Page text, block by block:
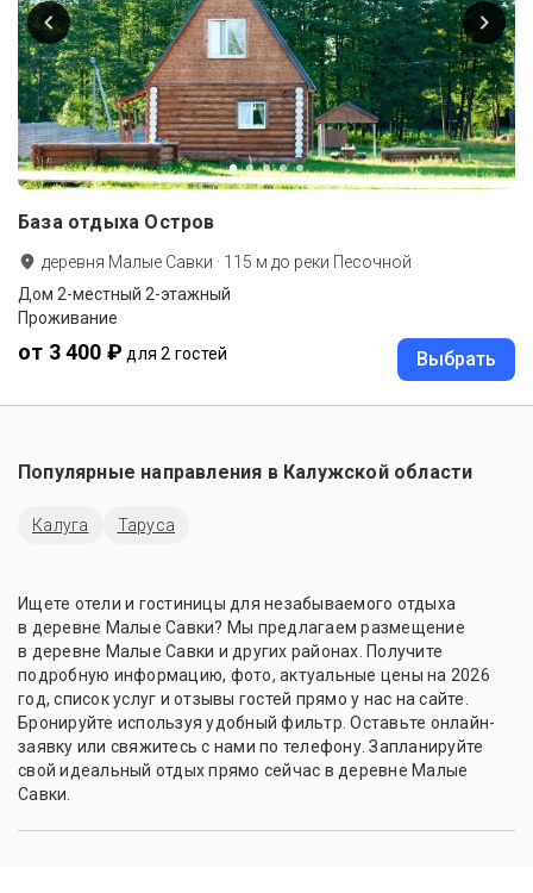
База отдыха Остров
деревня Малые Савки · 115 м до реки Песочной
Дом 2-местный 2-этажный
Проживание
от 3 400 ₽ для 2 гостей Выбрать
Популярные направления в Калужской области
Калуга Таруса
Ищете отели и гостиницы для незабываемого отдыха
в деревне Малые Савки? Мы предлагаем размещение
в деревне Малые Савки и других районах. Получите
подробную информацию, фото, актуальные цены на 2026
год, список услуг и отзывы гостей прямо у нас на сайте.
Бронируйте используя удобный фильтр. Оставьте онлайн-
заявку или свяжитесь с нами по телефону. Запланируйте
свой идеальный отдых прямо сейчас в деревне Малые
Савки.